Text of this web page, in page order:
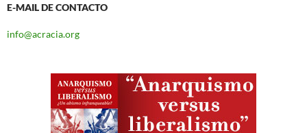
E-MAIL DE CONTACTO
info@acracia.org